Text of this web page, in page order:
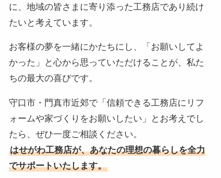
に、地域の皆さまに寄り添った工務店であり続け
たいと考えています。
お客様の夢を一緒にかたちにし、「お願いしてよ
かった」と心から思っていただけることが、私た
ちの最大の喜びです。
守口市・門真市近郊で「信頼できる工務店にリフ
ォームや家づくりをお願いしたい」とお考えでし
たら、ぜひ一度ご相談ください。
はせがわ工務店が、あなたの理想の暮らしを全力
でサポートいたします。